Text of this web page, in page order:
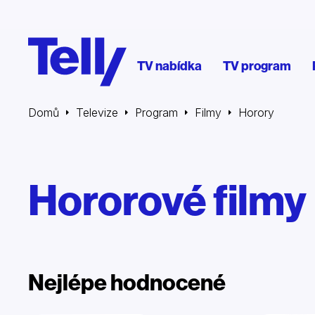
TV nabídka TV program
Domů Televize Program Filmy Horory
Hororové filmy
Nejlépe hodnocené